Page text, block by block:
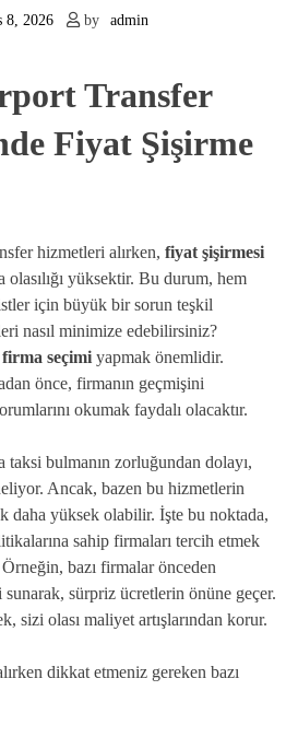
8, 2026 by admin
Transfer
Fiyat Şişirme
hizmetleri alırken, fiyat şişirmesi
olasılığı yüksektir. Bu durum, hem
için büyük bir sorun teşkil
nasıl minimize edebilirsiniz?
seçimi yapmak önemlidir.
önce, firmanın geçmişini
okumak faydalı olacaktır.
taksi bulmanın zorluğundan dolayı,
Ancak, bazen bu hizmetlerin
daha yüksek olabilir. İşte bu noktada,
sahip firmaları tercih etmek
bazı firmalar önceden
sürpriz ücretlerin önüne geçer.
sizi olası maliyet artışlarından korur.
dikkat etmeniz gereken bazı